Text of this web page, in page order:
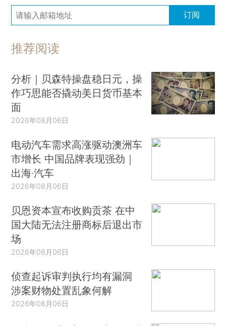
订阅
推荐阅读
分析｜贝森特操盘稳日元，操
作巧思能否撬动美日货币基本
面
2026年08月06日
电动汽车需求高涨驱动澳洲车
市增长 中国品牌表现强劲｜
出海·汽车
2026年08月06日
贝恩资本宣布收购贡茶 在中
国大陆无法注册商标后退出市
场
2026年08月06日
侦查起诉审判执行均有漏洞
涉案财物处置乱象何解
2026年08月06日